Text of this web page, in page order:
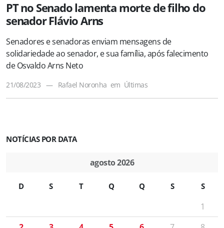
PT no Senado lamenta morte de filho do
senador Flávio Arns
Senadores e senadoras enviam mensagens de
solidariedade ao senador, e sua família, após falecimento
de Osvaldo Arns Neto
21/08/2023 — Rafael Noronha em Últimas
NOTÍCIAS POR DATA
agosto 2026
D S T Q Q S S
1